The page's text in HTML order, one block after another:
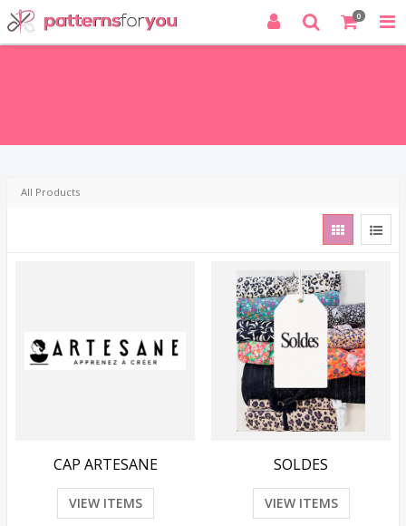
0
All Products
CAP ARTESANE
VIEW ITEMS
SOLDES
VIEW ITEMS